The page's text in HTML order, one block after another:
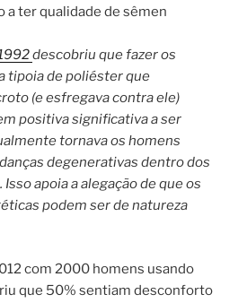
a ter qualidade de sêmen
descobriu que fazer os
tipoia de poliéster que
(e esfregava contra ele)
positiva significativa a ser
tornava os homens
degenerativas dentro dos
apoia a alegação de que os
podem ser de natureza
com 2000 homens usando
que 50% sentiam desconforto